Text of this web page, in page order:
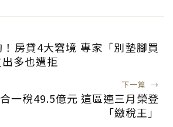
房貸4大窘境 專家「別墊腳買
多也遭拒
下一篇 →
一稅49.5億元 這區連三月榮登
「繳稅王」